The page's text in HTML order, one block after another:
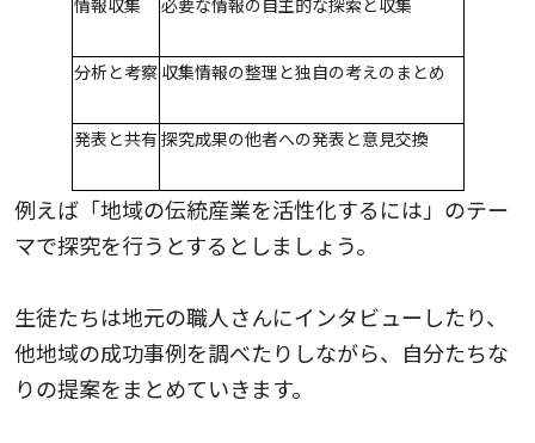
情報収集 必要な情報の自主的な探索と収集
分析と考察 収集情報の整理と独自の考えのまとめ
発表と共有探究成果の他者への発表と意見交換
例えば「地域の伝統産業を活性化するには」のテー
マで探究を行うとするとしましょう。
生徒たちは地元の職人さんにインタビューしたり、
他地域の成功事例を調べたりしながら、自分たちな
りの提案をまとめていきます。